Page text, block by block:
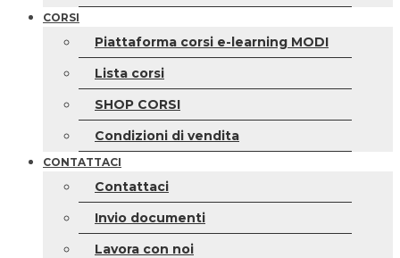
CORSI
Piattaforma corsi e-learning MODI
Lista corsi
SHOP CORSI
Condizioni di vendita
CONTATTACI
Contattaci
Invio documenti
Lavora con noi